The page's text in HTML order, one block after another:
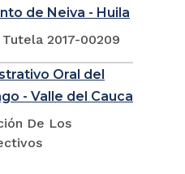
de Neiva - Huila
2017-00209
Oral del
- Valle del Cauca
De Los